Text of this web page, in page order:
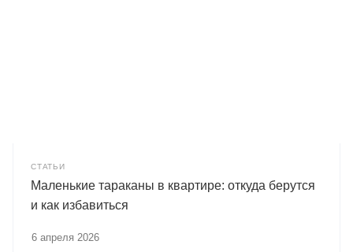
СТАТЬИ
Маленькие тараканы в квартире: откуда берутся
и как избавиться
6 апреля 2026